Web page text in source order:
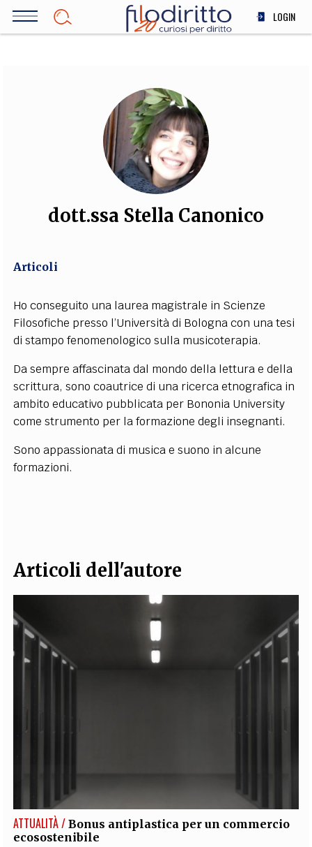
Salta
LOGIN
SOCIETÀ
MEDICINA
SCIENZA
STORIA E FILOSOFIA
INNOVAZIONE
ALTRO
FILODIRITTO
EXTRA
SOCIAL MEDIA
dott.ssa Stella Canonico
Articoli
Ho conseguito una laurea magistrale in Scienze
Filosofiche presso l’Università di Bologna con una tesi
di stampo fenomenologico sulla musicoterapia.
Da sempre affascinata dal mondo della lettura e della
scrittura, sono coautrice di una ricerca etnografica in
ambito educativo pubblicata per Bononia University
come strumento per la formazione degli insegnanti.
Sono appassionata di musica e suono in alcune
formazioni.
Articoli dell'autore
ATTUALITÀ / Bonus antiplastica per un commercio
ecosostenibile